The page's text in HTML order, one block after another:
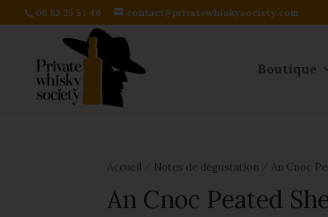
06 83 25 57 46 contact@privatewhiskysociety.com
Boutique
Accueil Notes de dégustation An Cnoc
An Cnoc Peated